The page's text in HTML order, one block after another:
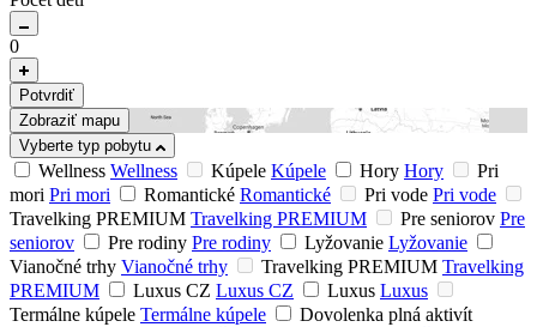
0
Potvrdiť
Zobraziť mapu
Vyberte typ pobytu
Wellness Wellness Kúpele Kúpele Hory Hory
Pri
mori Pri mori Romantické Romantické Pri vode Pri vode
Travelking PREMIUM Travelking PREMIUM Pre seniorov Pre
seniorov
Pre rodiny Pre rodiny Lyžovanie Lyžovanie
Vianočné trhy Vianočné trhy Travelking PREMIUM Travelking
PREMIUM
Luxus CZ Luxus CZ Luxus Luxus
Termálne kúpele Termálne kúpele
Dovolenka plná aktivít